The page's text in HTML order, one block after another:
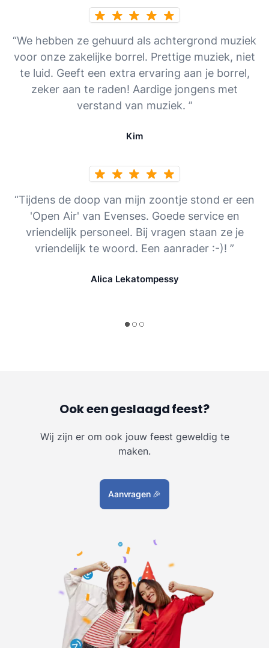
“We hebben ze gehuurd als achtergrond muziek
voor onze zakelijke borrel. Prettige muziek, niet
te luid. Geeft een extra ervaring aan je borrel,
zeker aan te raden! Aardige jongens met
verstand van muziek. ”
Kim
“Tijdens de doop van mijn zoontje stond er een
'Open Air' van Evenses. Goede service en
vriendelijk personeel. Bij vragen staan ze je
vriendelijk te woord. Een aanrader :-)! ”
Alica Lekatompessy
Ook een geslaagd feest?
Wij zijn er om ook jouw feest geweldig te
maken.
Aanvragen 🎉